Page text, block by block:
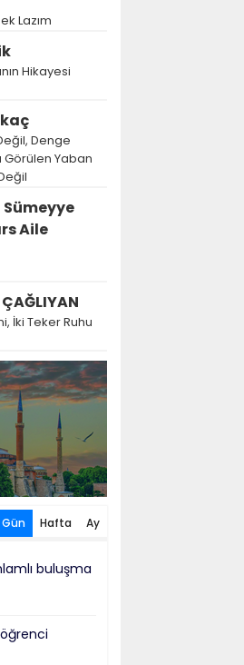
Lazım
Hikayesi
Denge
Görülen Yaban
Aile
İki Teker Ruhu
Gün Hafta Ay
buluşma
öğrenci